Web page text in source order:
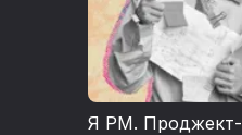
Я РМ. Проджект-